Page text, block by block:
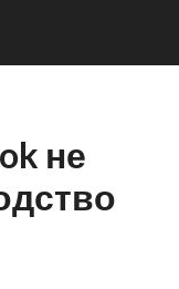
не